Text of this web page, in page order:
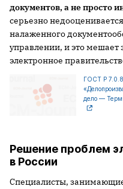
документов, а не просто
серьезно
налаженного
управлении, и это мешает
электронное
ГОСТ Р
дело —
Решение проблем
в России
Специалисты,